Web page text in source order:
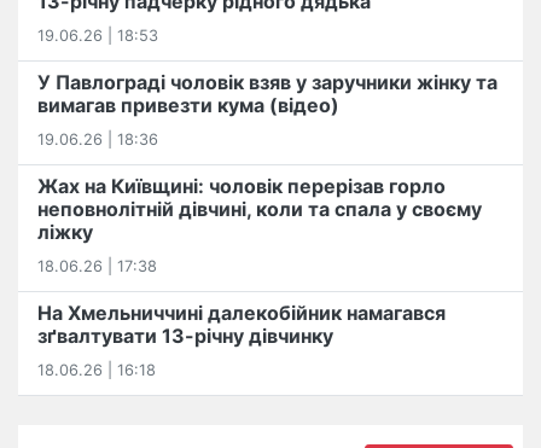
19.06.26 | 18:53
У Павлограді чоловік взяв у заручники жінку та
вимагав привезти кума (відео)
19.06.26 | 18:36
Жах на Київщині: чоловік перерізав горло
неповнолітній дівчині, коли та спала у своєму
ліжку
18.06.26 | 17:38
На Хмельниччині далекобійник намагався
зґвалтувати 13-річну дівчинку
18.06.26 | 16:18